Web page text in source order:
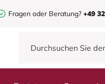
Fragen oder Beratung? +49